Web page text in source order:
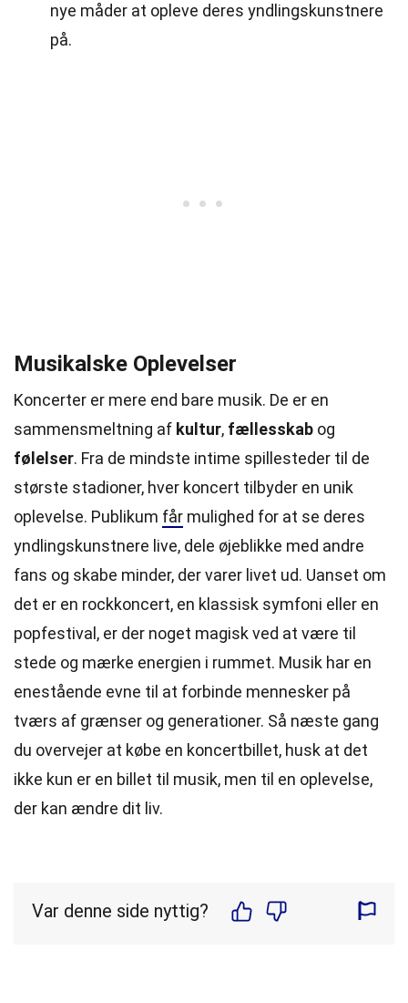
nye måder at opleve deres yndlingskunstnere
på.
Musikalske Oplevelser
Koncerter er mere end bare musik. De er en
sammensmeltning af kultur, fællesskab og
følelser. Fra de mindste intime spillesteder til de
største stadioner, hver koncert tilbyder en unik
oplevelse. Publikum får mulighed for at se deres
yndlingskunstnere live, dele øjeblikke med andre
fans og skabe minder, der varer livet ud. Uanset om
det er en rockkoncert, en klassisk symfoni eller en
popfestival, er der noget magisk ved at være til
stede og mærke energien i rummet. Musik har en
enestående evne til at forbinde mennesker på
tværs af grænser og generationer. Så næste gang
du overvejer at købe en koncertbillet, husk at det
ikke kun er en billet til musik, men til en oplevelse,
der kan ændre dit liv.
Var denne side nyttig?